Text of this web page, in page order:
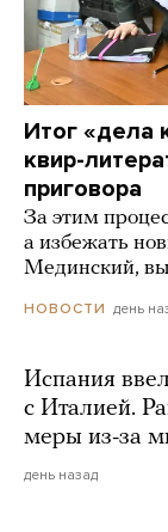
Итог «дела
квир-
приговора
За этим
а избежать
Мединский,
НОВОСТИ день
Испания
с Италией.
меры из-за
день назад